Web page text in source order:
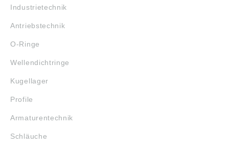
Industrietechnik
Antriebstechnik
O-Ringe
Wellendichtringe
Kugellager
Profile
Armaturentechnik
Schläuche